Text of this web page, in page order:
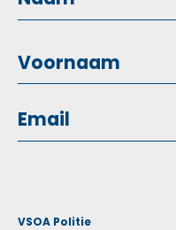
VSOA Politie